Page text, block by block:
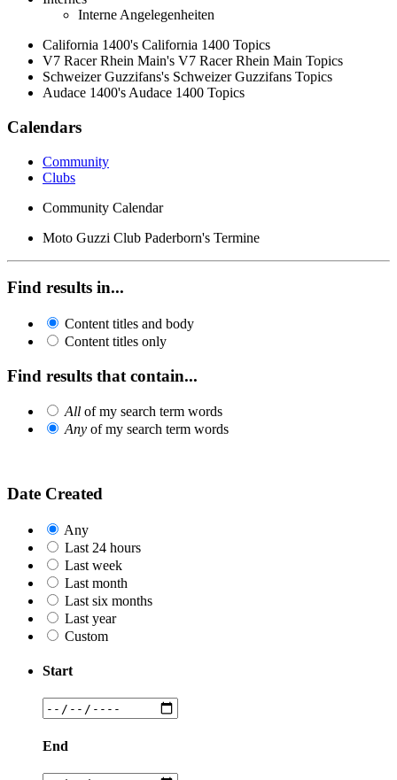
Interne Angelegenheiten
California 1400's California 1400 Topics
V7 Racer Rhein Main's V7 Racer Rhein Main Topics
Schweizer Guzzifans's Schweizer Guzzifans Topics
Audace 1400's Audace 1400 Topics
Calendars
Community
Clubs
Community Calendar
Moto Guzzi Club Paderborn's Termine
Find results in...
Content titles and body
Content titles only
Find results that contain...
All of my search term words
Any of my search term words
Date Created
Any
Last 24 hours
Last week
Last month
Last six months
Last year
Custom
Start
End